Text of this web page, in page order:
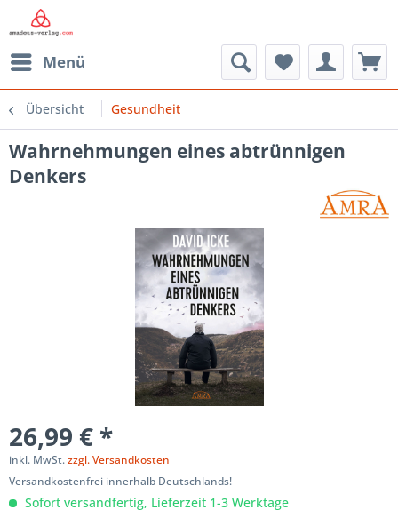
Menü
Übersicht Gesundheit
Wahrnehmungen eines abtrünnigen
Denkers
26,99 € *
inkl. MwSt.zzgl. Versandkosten
Versandkostenfrei innerhalb Deutschlands!
Sofort versandfertig, Lieferzeit 1-3 Werktage